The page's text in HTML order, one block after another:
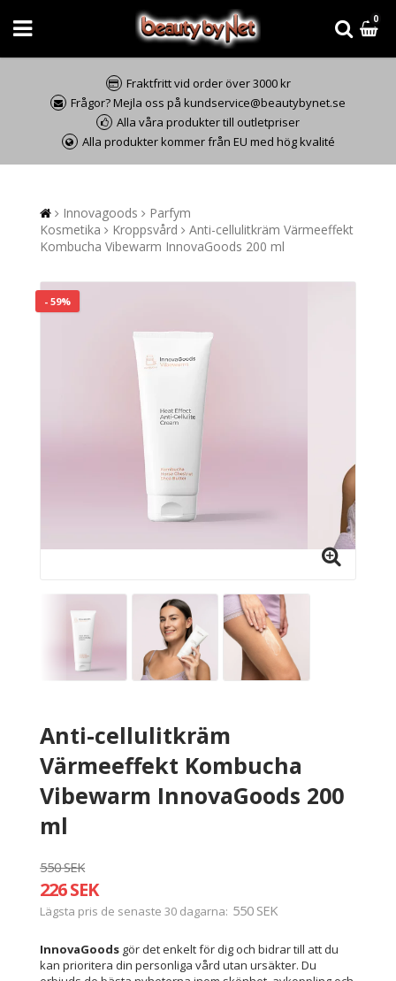
0
Fraktfritt vid order över 3000 kr
Frågor? Mejla oss på kundservice@beautybynet.se
Alla våra produkter till outletpriser
Alla produkter kommer från EU med hög kvalité
Innovagoods
Parfym
Kosmetika
Kroppsvård
Anti-cellulitkräm Värmeeffekt
Kombucha Vibewarm InnovaGoods 200 ml
- 59%
Anti-cellulitkräm
Värmeeffekt Kombucha
Vibewarm InnovaGoods 200
ml
550 SEK
226 SEK
Lägsta pris de senaste 30 dagarna 550 SEK
InnovaGoods gör det enkelt för dig och bidrar till att du
kan prioritera din personliga vård utan ursäkter. Du